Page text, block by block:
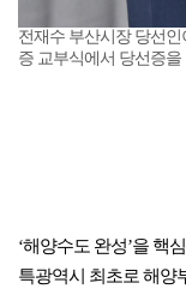
전재수 부산시장 당선
증 교부식에서 당선증을
‘해양수도 완성’을 핵
특광역시 최초로 해양